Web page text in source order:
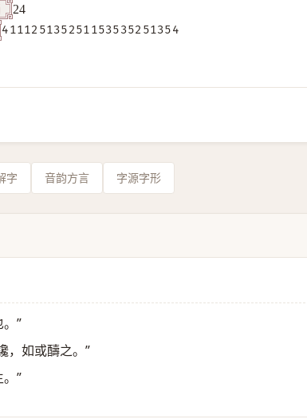
24
411125135251153535251354
字 音韵方言 字源字形
。”
，如或醻之。”
”